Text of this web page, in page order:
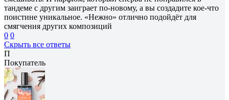
тандеме с другим заиграет по-новому, а вы создадите кое-что
поистине уникальное. «Нежно» отлично подойдёт для
смягчения других композиций
0 0
Скрыть все ответы
П
Покупатель